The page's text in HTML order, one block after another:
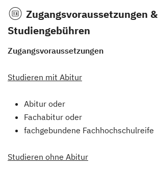
Zugangsvoraussetzungen &
Studiengebühren
Zugangsvoraussetzungen
Studieren mit Abitur
Abitur oder
Fachabitur oder
fachgebundene Fachhochschulreife
Studieren ohne Abitur